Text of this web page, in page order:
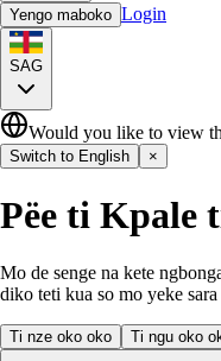
Yengo maboko Login
SAG
Would you like to view
Switch to English ×
Pëe ti Kpale
Mo de senge na kete
diko teti kua so mo yeke sara
Ti nze oko oko Ti ngu oko